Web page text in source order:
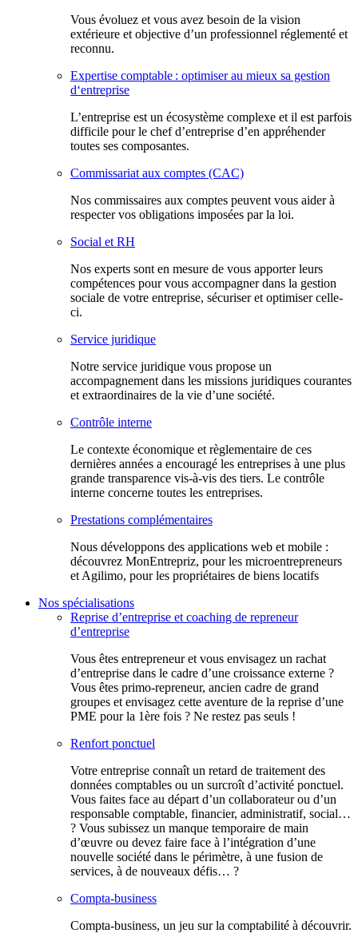
Vous évoluez et vous avez besoin de la vision
extérieure et objective d’un professionnel réglementé et
reconnu.
Expertise comptable : optimiser au mieux sa gestion
d‘entreprise
L’entreprise est un écosystème complexe et il est parfois
difficile pour le chef d’entreprise d’en appréhender
toutes ses composantes.
Commissariat aux comptes (CAC)
Nos commissaires aux comptes peuvent vous aider à
respecter vos obligations imposées par la loi.
Social et RH
Nos experts sont en mesure de vous apporter leurs
compétences pour vous accompagner dans la gestion
sociale de votre entreprise, sécuriser et optimiser celle-
ci.
Service juridique
Notre service juridique vous propose un
accompagnement dans les missions juridiques courantes
et extraordinaires de la vie d’une société.
Contrôle interne
Le contexte économique et règlementaire de ces
dernières années a encouragé les entreprises à une plus
grande transparence vis-à-vis des tiers. Le contrôle
interne concerne toutes les entreprises.
Prestations complémentaires
Nous développons des applications web et mobile :
découvrez MonEntrepriz, pour les microentrepreneurs
et Agilimo, pour les propriétaires de biens locatifs
Nos spécialisations
Reprise d’entreprise et coaching de repreneur
d’entreprise
Vous êtes entrepreneur et vous envisagez un rachat
d’entreprise dans le cadre d’une croissance externe ?
Vous êtes primo-repreneur, ancien cadre de grand
groupes et envisagez cette aventure de la reprise d’une
PME pour la 1ère fois ? Ne restez pas seuls !
Renfort ponctuel
Votre entreprise connaît un retard de traitement des
données comptables ou un surcroît d’activité ponctuel.
Vous faites face au départ d’un collaborateur ou d’un
responsable comptable, financier, administratif, social…
? Vous subissez un manque temporaire de main
d’œuvre ou devez faire face à l’intégration d’une
nouvelle société dans le périmètre, à une fusion de
services, à de nouveaux défis… ?
Compta-business
Compta-business, un jeu sur la comptabilité à découvrir.